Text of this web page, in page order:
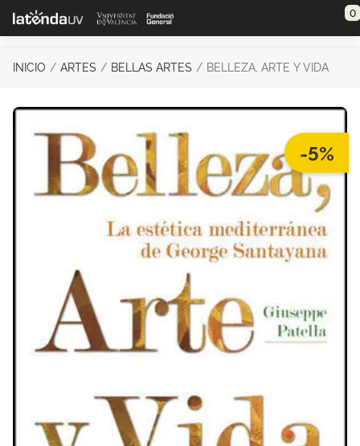
Saltar al contenido principal 0
INICIO ARTES BELLAS ARTES BELLEZA, ARTE Y VIDA
-5%